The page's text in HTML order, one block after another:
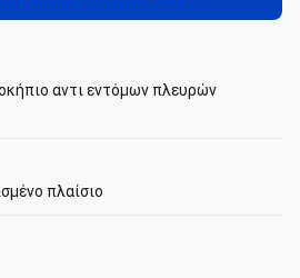
αντι εντόμων πλευρών
πλαίσιο